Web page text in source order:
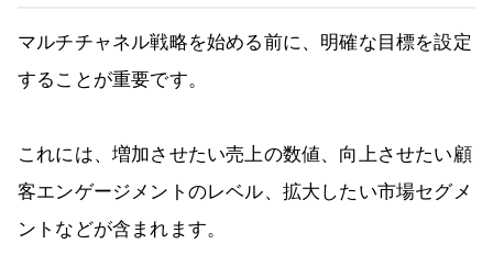
マルチチャネル戦略を始める前に、明確な目標を設定
することが重要です。
これには、増加させたい売上の数値、向上させたい顧
客エンゲージメントのレベル、拡大したい市場セグメ
ントなどが含まれます。